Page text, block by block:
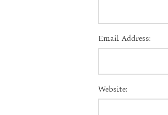
Email Address:
Website: